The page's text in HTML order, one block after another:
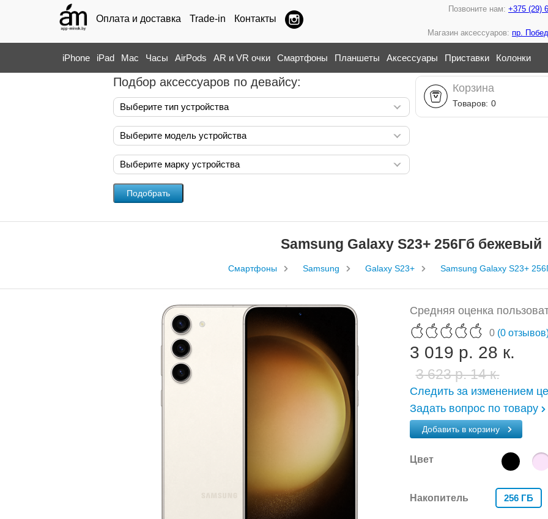
Оплата и доставка Trade-in Контакты
Позвоните нам: +375 (29)
Магазин аксессуаров: пр.
iPhone iPad Mac Часы AirPods AR и VR очки Смартфоны Планшеты Аксессуары Приставки Колонки
Подбор аксессуаров по девайсу:
Выберите тип устройства
Выберите модель устройства
Выберите марку устройства
Корзина
Товаров: 0
Samsung Galaxy S23+ 256Гб бежевый
Смартфоны Samsung Galaxy S23+ Samsung Galaxy S23+
Средняя оценка
0 (0
3 019 р. 28 к.
3 623 р. 14 к.
Следить за изменением
Задать вопрос по товару
Добавить в корзину
Цвет
Накопитель 256 ГБ